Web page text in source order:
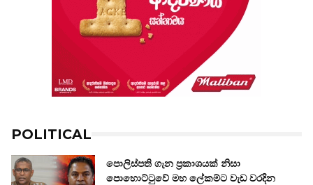
POLITICAL
පොලිස්පති ගැන ප්‍රකාශයක් නිසා
පොහොට්ටුවේ මහ ලේකම්ට වැඩ වරදින